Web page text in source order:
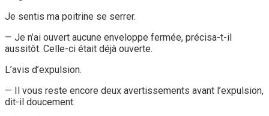
Je sentis ma poitrine se serrer.
— Je n’ai ouvert aucune enveloppe fermée, précisa-t-il
aussitôt. Celle-ci était déjà ouverte.
L’avis d’expulsion.
— Il vous reste encore deux avertissements avant l’expulsion,
dit-il doucement.